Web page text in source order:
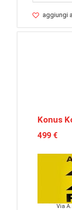
aggiungi
Konus
499 €
Via